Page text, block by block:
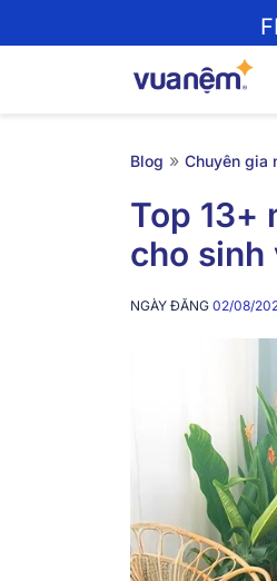
Blog » Chuyên gia
Top 13+
cho sinh
NGÀY ĐĂNG 02/08/